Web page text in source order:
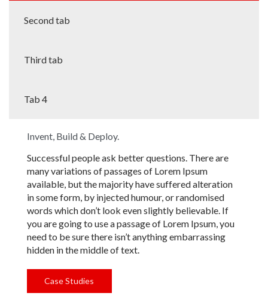
Second tab
Third tab
Tab 4
Invent, Build & Deploy.
Successful people ask better questions. There are
many variations of passages of Lorem Ipsum
available, but the majority have suffered alteration
in some form, by injected humour, or randomised
words which don’t look even slightly believable. If
you are going to use a passage of Lorem Ipsum, you
need to be sure there isn’t anything embarrassing
hidden in the middle of text.
Case Studies